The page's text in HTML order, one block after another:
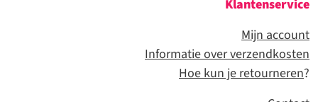
Klantenservice
Mijn account
Informatie over verzendkosten
Hoe kun je retourneren?